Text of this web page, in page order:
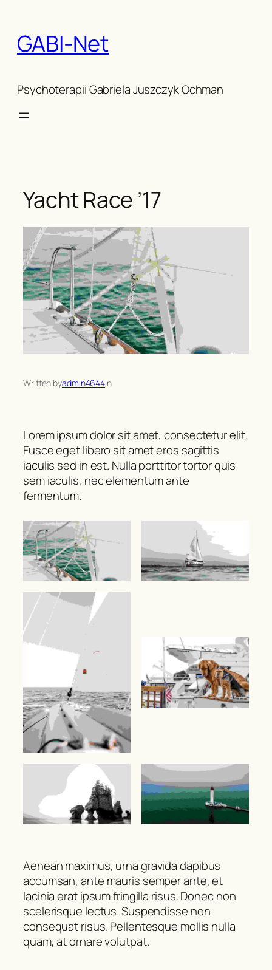
content
GABI-Net
Psychoterapii Gabriela Juszczyk Ochman
Yacht Race ’17
Written byadmin4644in
Lorem ipsum dolor sit amet, consectetur elit.
Fusce eget libero sit amet eros sagittis
iaculis sed in est. Nulla porttitor tortor quis
sem iaculis, nec elementum ante
fermentum.
Aenean maximus, urna gravida dapibus
accumsan, ante mauris semper ante, et
lacinia erat ipsum fringilla risus. Donec non
scelerisque lectus. Suspendisse non
consequat risus. Pellentesque mollis nulla
quam, at ornare volutpat.